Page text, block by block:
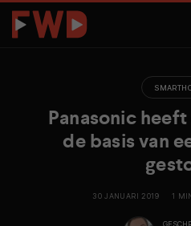
Panasonic
de basis van
30 JANUARI 2019 1